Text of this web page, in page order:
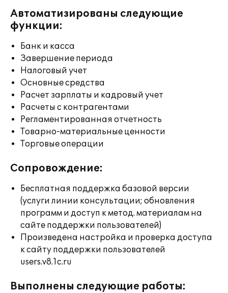
Автоматизированы следующие
функции:
Банк и касса
Завершение периода
Налоговый учет
Основные средства
Расчет зарплаты и кадровый учет
Расчеты с контрагентами
Регламентированная отчетность
Товарно-материальные ценности
Торговые операции
Сопровождение:
Бесплатная поддержка базовой версии
(услуги линии консультации; обновления
программ и доступ к метод. материалам на
сайте поддержки пользователей)
Произведена настройка и проверка доступа
к сайту поддержки пользователей
users.v8.1c.ru
Выполнены следующие работы: